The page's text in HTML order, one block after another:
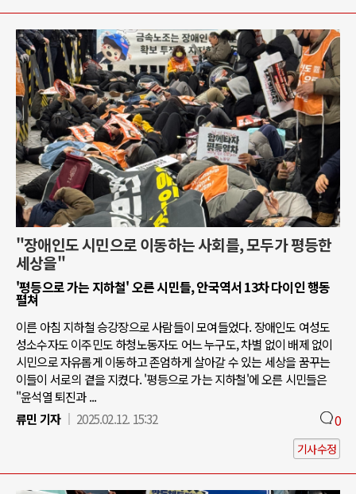
"장애인도 시민으로 이동하는 사회를, 모두가 평등한
세상을"
'평등으로 가는 지하철' 오른 시민들, 안국역서 13차 다이인 행동
펼쳐
이른 아침 지하철 승강장으로 사람들이 모여들었다. 장애인도 여성도
성소수자도 이주민도 하청노동자도 어느 누구도, 차별 없이 배제 없이
시민으로 자유롭게 이동하고 존엄하게 살아갈 수 있는 세상을 꿈꾸는
이들이 서로의 곁을 지켰다. '평등으로 가는 지하철'에 오른 시민들은
"윤석열 퇴진과 ...
류민 기자
2025.02.12. 15:32 0
기사수정